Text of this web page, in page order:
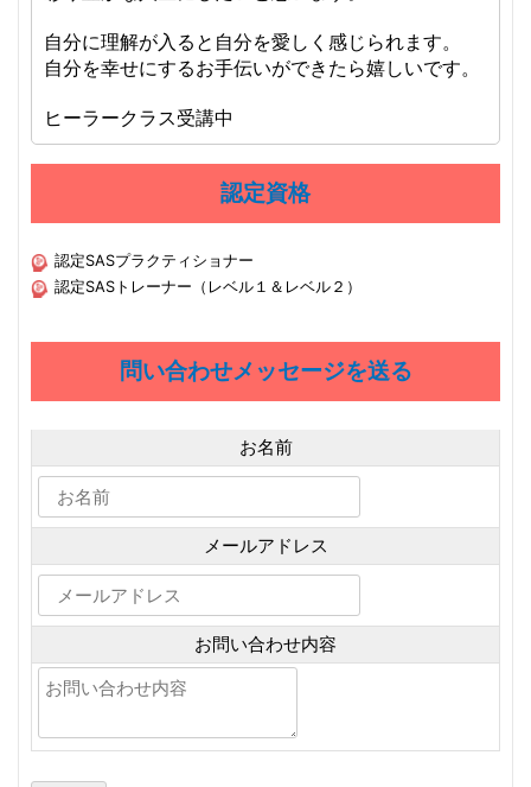
自分に理解が入ると自分を愛しく感じられます。
自分を幸せにするお手伝いができたら嬉しいです。
ヒーラークラス受講中
認定資格
認定SASプラクティショナー
認定SASトレーナー（レベル１＆レベル２）
問い合わせメッセージを送る
お名前
メールアドレス
お問い合わせ内容